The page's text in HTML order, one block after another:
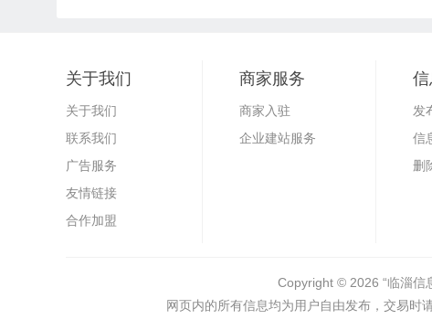
关于我们
关于我们
联系我们
广告服务
友情链接
合作加盟
商家服务
商家入驻
企业建站服务
发
信
删
Copyright © 2026 “临淄信
网页内的所有信息均为用户自由发布，交易时